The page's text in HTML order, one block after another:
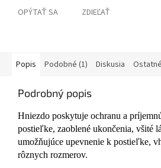
OPÝTAŤ SA ZDIEĽAŤ
Popis Podobné (1) Diskusia
Podrobný popis
Hniezdo poskytuje ochranu a
postieľke, zaoblené ukončenia, všité
umožňujúce upevnenie k postieľke,
rôznych rozmerov.